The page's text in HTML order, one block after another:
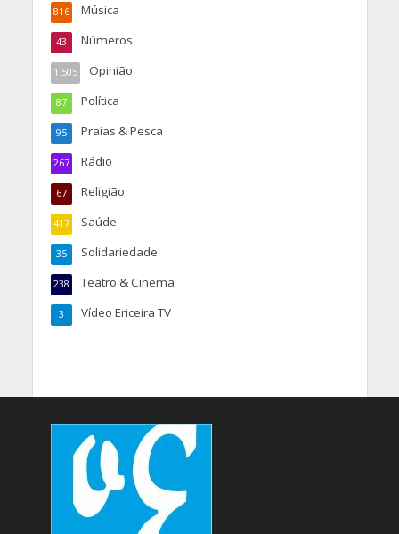
Música
816
Números
43
Opinião
1.505
Política
87
Praias & Pesca
95
Rádio
267
Religião
67
Saúde
417
Solidariedade
35
Teatro & Cinema
238
Vídeo Ericeira TV
3